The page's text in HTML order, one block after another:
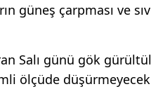
güneş çarpması ve
Salı günü gök
ölçüde